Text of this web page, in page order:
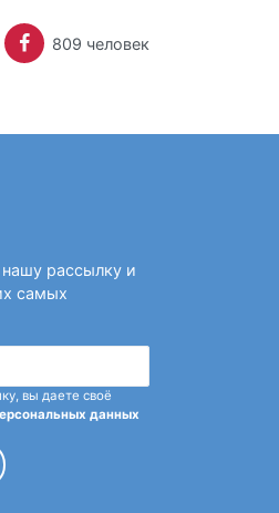
809 человек
рассылку и
самых
вы даете своё
данных